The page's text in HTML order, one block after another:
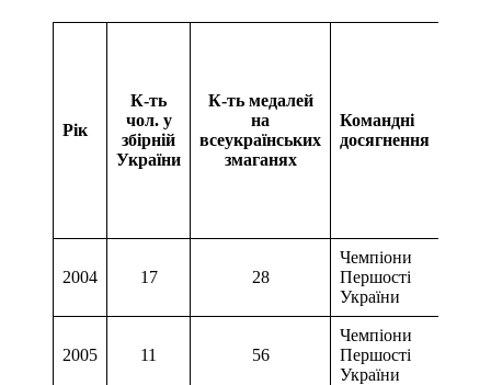
Рік
К-ть
чол. у
збірній
України
К-ть медалей
на
всеукраїнських
змаганях
Командні
досягнення
2004 17 28
Чемпіони
Першості
України
2005 11 56
Чемпіони
Першості
України